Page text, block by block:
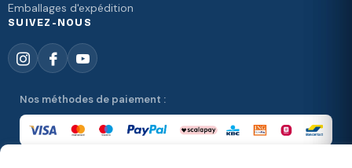
Emballages d'expédition
SUIVEZ-NOUS
Nos méthodes de paiement :